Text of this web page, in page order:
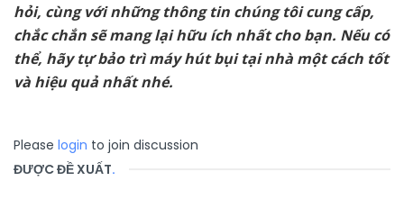
hỏi, cùng với những thông tin chúng tôi cung cấp,
chắc chắn sẽ mang lại hữu ích nhất cho bạn. Nếu có
thể, hãy tự bảo trì máy hút bụi tại nhà một cách tốt
và hiệu quả nhất nhé.
Please login to join discussion
ĐƯỢC ĐỀ XUẤT.